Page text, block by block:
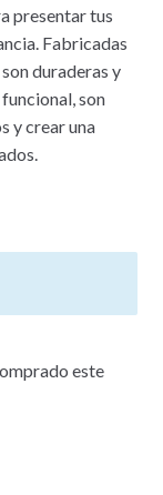
presentar tus
Fabricadas
duraderas y
son
y crear una
este